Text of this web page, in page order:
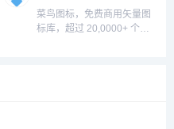
印花图案以及党政类的
PPT/Word/Excel模板下
菜鸟图标，免费商用矢量图
标库，超过 20,0000+ 个免